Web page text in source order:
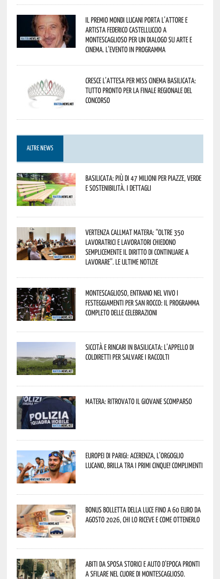
Il Premio Mondi Lucani porta l’attore e
artista Federico Castelluccio a
Montescaglioso per un dialogo su arte e
cinema. L’evento in programma
Cresce l’attesa per Miss Cinema Basilicata:
tutto pronto per la finale regionale del
concorso
ALTRE NEWS
Basilicata: più di 47 milioni per piazze, verde
e sostenibilità. I dettagli
Vertenza CallMat Matera: “Oltre 350
lavoratrici e lavoratori chiedono
semplicemente il diritto di continuare a
lavorare”. Le ultime notizie
Montescaglioso, entrano nel vivo i
festeggiamenti per San Rocco: il programma
completo delle celebrazioni
Siccità e rincari in Basilicata: l’appello di
Coldiretti per salvare i raccolti
Matera: ritrovato il giovane scomparso
Europei di Parigi: Acerenza, l’orgoglio
lucano, brilla tra i primi cinque! Complimenti
Bonus bolletta della luce fino a 60 euro da
agosto 2026, chi lo riceve e come ottenerlo
Abiti da sposa storici e auto d’epoca pronti
a sfilare nel cuore di Montescaglioso.